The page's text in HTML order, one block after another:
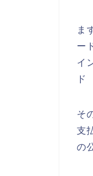
ま
ー
イ
ド
そ
支
の